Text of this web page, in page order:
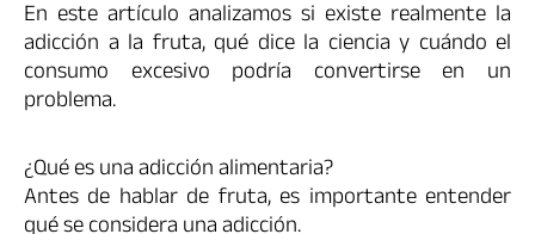
En este artículo analizamos si existe realmente la
adicción a la fruta, qué dice la ciencia y cuándo el
consumo excesivo podría convertirse en un
problema.
¿Qué es una adicción alimentaria?
Antes de hablar de fruta, es importante entender